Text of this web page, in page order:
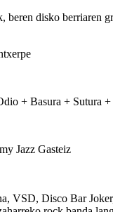
disko berriaren
+ Basura + Sutura
Jazz Gasteiz
VSD, Disco Bar